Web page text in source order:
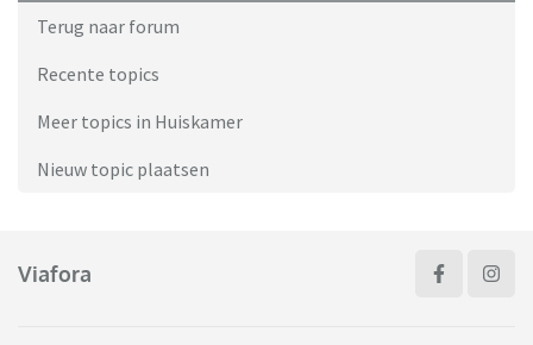
Terug naar forum
Recente topics
Meer topics in Huiskamer
Nieuw topic plaatsen
Viafora